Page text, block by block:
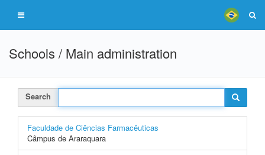
Schools / Main administration
Search
Faculdade de Ciências Farmacêuticas
Câmpus de Araraquara